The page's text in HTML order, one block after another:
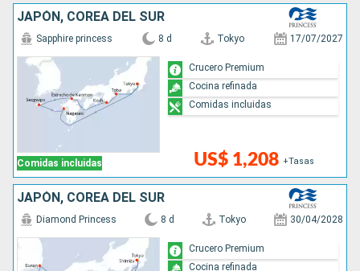
JAPÓN, COREA DEL SUR
Comidas incluidas
Sapphire princess 8 d Tokyo 17/07/2027
US$ 1,208 +Tasas
Crucero Premium
Cocina refinada
Comidas incluidas
JAPÓN, COREA DEL SUR
Diamond Princess 8 d Tokyo 30/04/2028
Crucero Premium
Cocina refinada